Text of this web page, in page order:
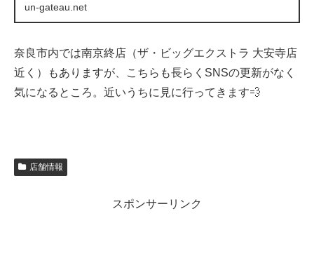
un-gateau.net
奈良市内では南京終店（ザ・ビッグエクストラ 大安寺店
近く）もありますが、こちらも長らくSNSの更新がなく
気になるところ。近いうちに見に行ってきます💨
店舗情報
スポンサーリンク